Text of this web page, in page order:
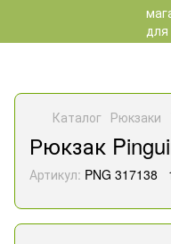
Каталог Рюкзаки
Рюкзак
Артикул: PNG 317138